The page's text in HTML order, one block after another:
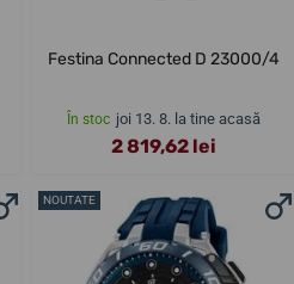
Festina Connected D 23000/4
În stoc joi 13. 8. la tine acasă
2 819,62 lei
NOUTATE